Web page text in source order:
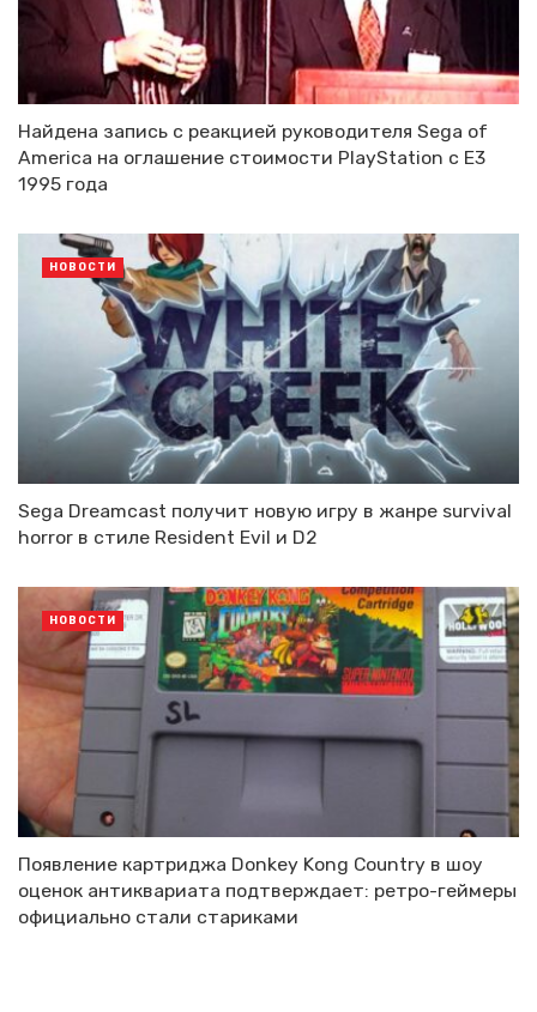
Найдена запись с реакцией руководителя Sega of
America на оглашение стоимости PlayStation с E3
1995 года
Sega Dreamcast получит новую игру в жанре survival
horror в стиле Resident Evil и D2
НОВОСТИ
Появление картриджа Donkey Kong Country в шоу
оценок антиквариата подтверждает: ретро-геймеры
официально стали стариками
НОВОСТИ